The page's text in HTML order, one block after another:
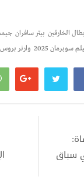
الخارقين بيتر سافران
سوبرمان 2025 وارنر بروس
سباق